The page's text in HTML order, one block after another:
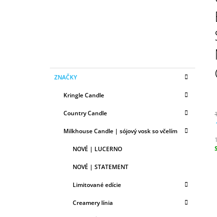
kategórie
K
AZNAČKY
Kringle Candle
Country Candle
Milkhouse Candle | sójový vosk so včelím
NOVÉ | LUCERNO
NOVÉ | STATEMENT
Limitované edície
Creamery línia